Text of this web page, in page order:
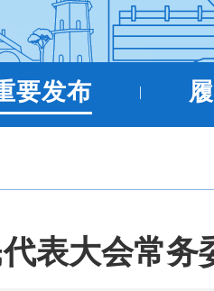
要发布 |
表大会常务